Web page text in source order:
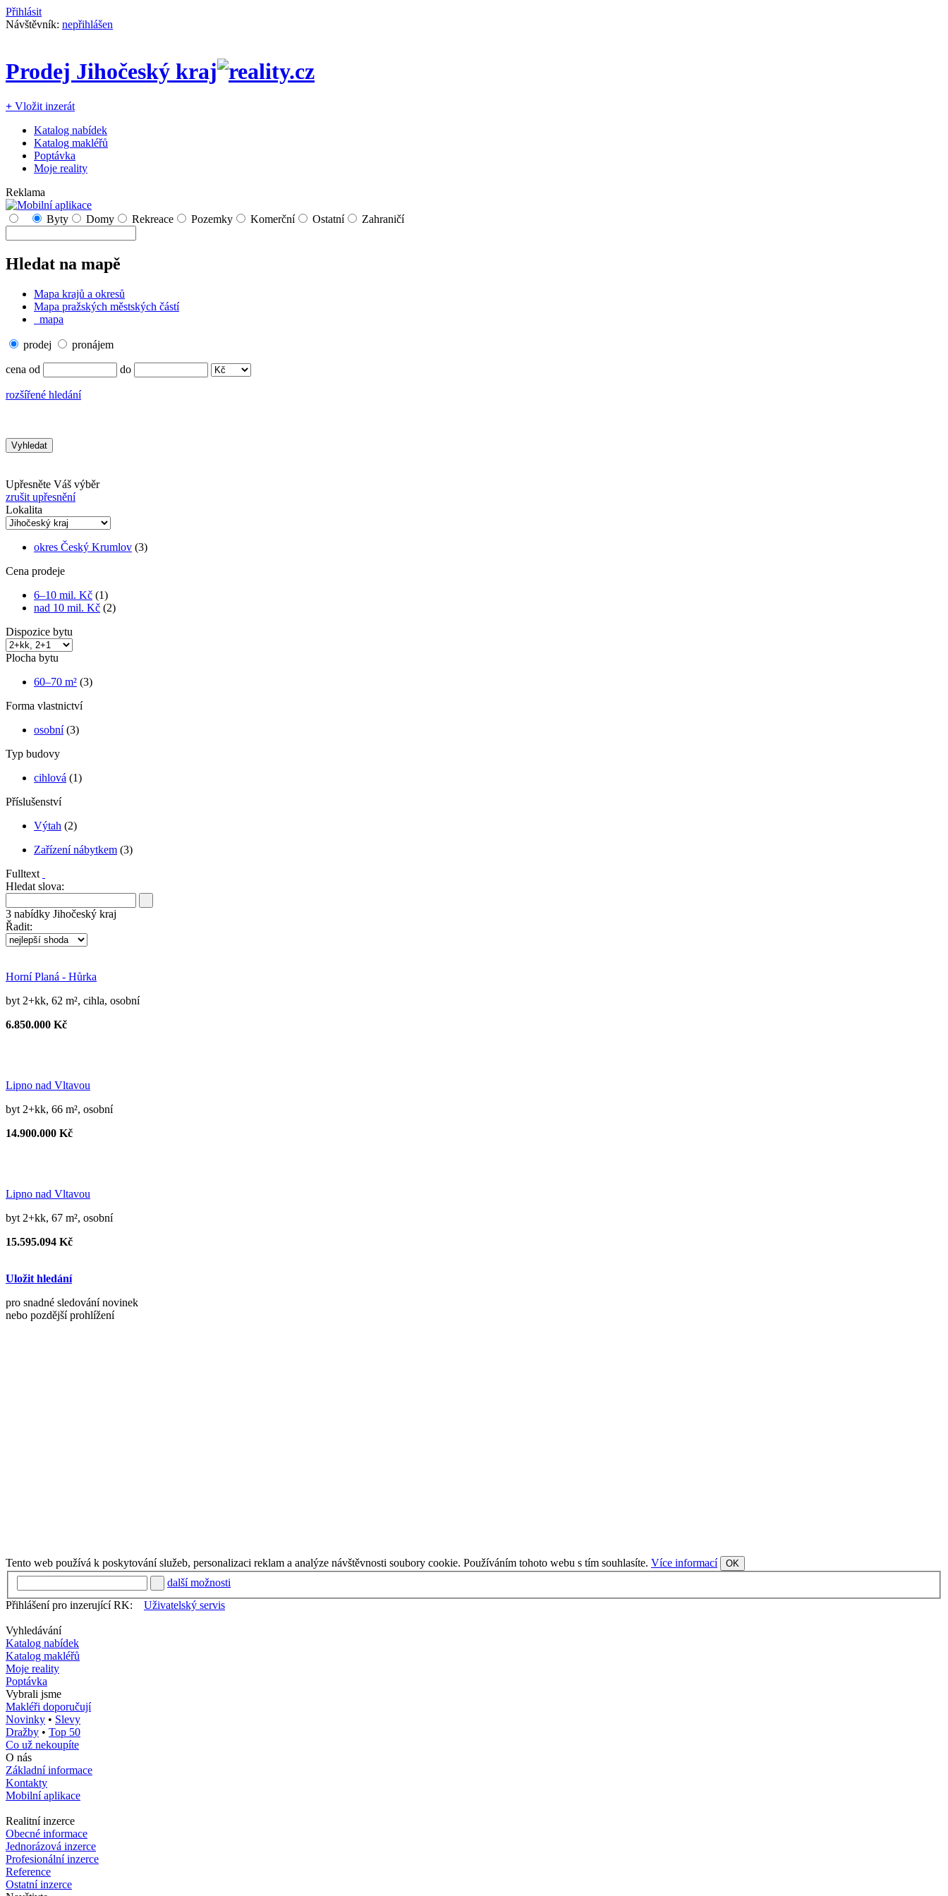
Přihlásit
Návštěvník: nepřihlášen
Prodej Jihočeský kraj
+ Vložit inzerát
Katalog nabídek
Katalog makléřů
Poptávka
Moje reality
Reklama
Byty Domy Rekreace Pozemky Komerční Ostatní Zahraničí
Hledat na mapě
Mapa krajů a okresů
Mapa pražských městských částí
mapa
prodej pronájem
cena od do
rozšířené hledání
Upřesněte Váš výběr
zrušit upřesnění
Lokalita
okres Český Krumlov (3)
Cena prodeje
6–10 mil. Kč (1)
nad 10 mil. Kč (2)
Dispozice bytu
Plocha bytu
60–70 m² (3)
Forma vlastnictví
osobní(3)
Typ budovy
cihlová (1)
Příslušenství
Výtah (2)
Zařízení nábytkem (3)
Fulltext
Hledat slova:
3 nabídky Jihočeský kraj
Řadit:
Horní Planá - Hůrka
byt 2+kk, 62 m², cihla, osobní
6.850.000 Kč
Lipno nad Vltavou
byt 2+kk, 66 m², osobní
14.900.000 Kč
Lipno nad Vltavou
byt 2+kk, 67 m², osobní
15.595.094 Kč
Uložit hledání
pro snadné sledování novinek
nebo pozdější prohlížení
Tento web používá k poskytování služeb, personalizaci reklam a analýze návštěvnosti soubory cookie. Používáním tohoto webu s tím souhlasíte. Více informací OK
další možnosti
Přihlášení pro inzerující RK:
Uživatelský servis
Vyhledávání
Katalog nabídek
Katalog makléřů
Moje reality
Poptávka
Vybrali jsme
Makléři doporučují
Novinky • Slevy
Dražby • Top 50
Co už nekoupíte
O nás
Základní informace
Kontakty
Mobilní aplikace
Realitní inzerce
Obecné informace
Jednorázová inzerce
Profesionální inzerce
Reference
Ostatní inzerce